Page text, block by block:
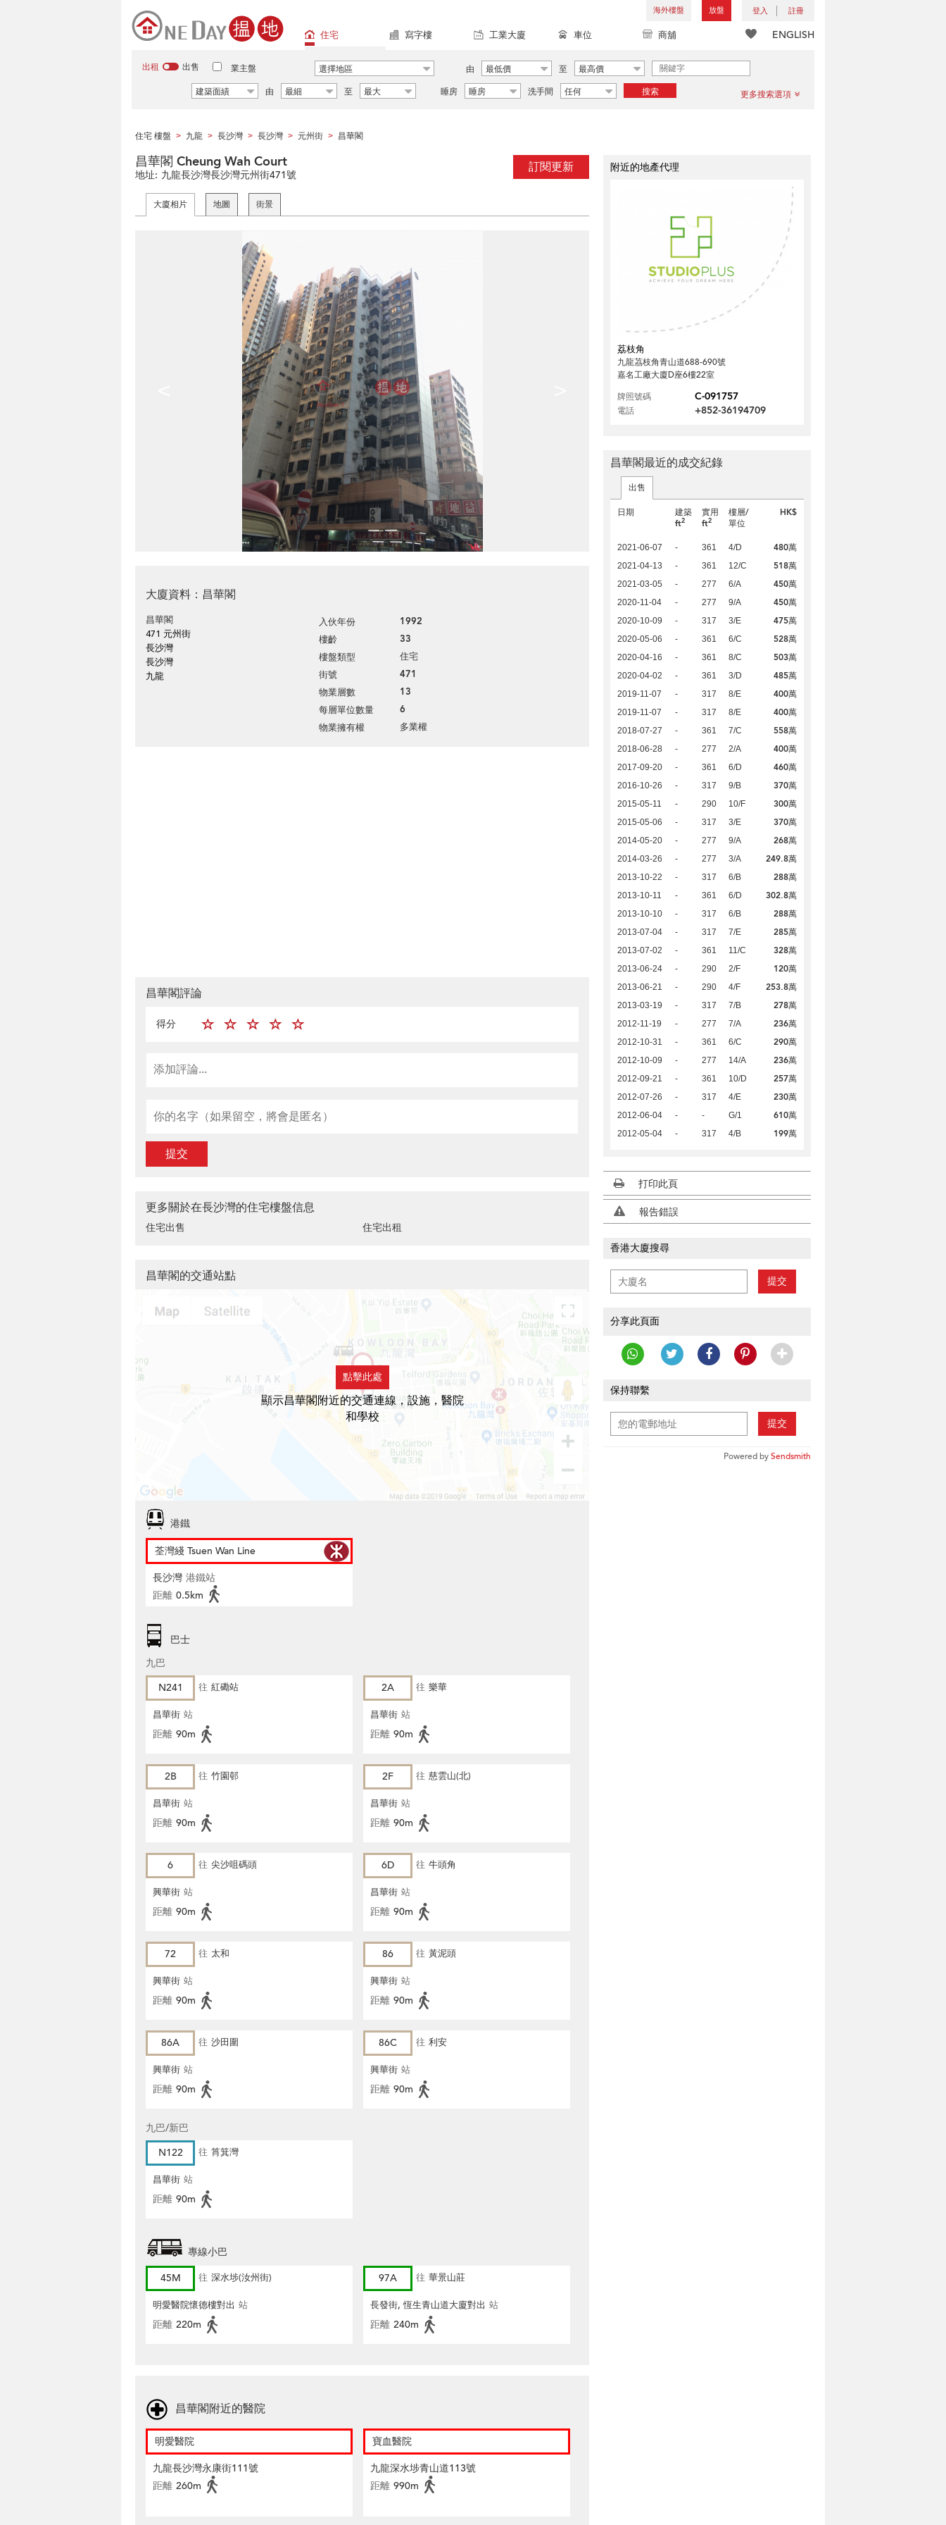
海外樓盤 放盤 登入 註冊
ENGLISH
住宅 寫字樓 工業大廈 車位 商舖
出租 出售 業主盤 選擇地區 由 最低價 至
最高價
建築面績
由 最細 至 最大 睡房 睡房 洗手間 任何 搜索 更多搜索選項
住宅 樓盤 > 九龍 > 長沙灣 > 長沙灣 > 元州街 > 昌華閣
訂閱更新
昌華閣 Cheung Wah Court
地址: 九龍長沙灣長沙灣元州街471號
大廈相片 地圖 街景
大廈資料：昌華閣
昌華閣
471 元州街
長沙灣
長沙灣
九龍
入伙年份 1992
樓齡 33
樓盤類型 住宅
街號 471
物業層數 13
每層單位數量 6
物業擁有權 多業權
昌華閣評論
得分
提交
更多關於在長沙灣的住宅樓盤信息
住宅出售 住宅出租
昌華閣的交通站點
點擊此處
顯示昌華閣附近的交通連線，設施，醫院
和學校
港鐵
荃灣綫 Tsuen Wan Line
長沙灣 港鐵站
距離 0.5km
巴士
九巴
N241
往 紅磡站
昌華街 站
距離 90m
2A 往 樂華
昌華街 站
距離 90m
2B 往 竹園邨
昌華街 站
距離 90m
2F 往 慈雲山(北)
昌華街 站
距離 90m
6 往 尖沙咀碼頭
興華街 站
距離 90m
6D 往 牛頭角
昌華街 站
距離 90m
72 往 太和
興華街 站
距離 90m
86 往 黃泥頭
興華街 站
距離 90m
86A 往 沙田圍
興華街 站
距離 90m
86C 往 利安
興華街 站
距離 90m
九巴/新巴
N122
往 筲箕灣
昌華街 站
距離 90m
專線小巴
45M
往 深水埗(汝州街)
明愛醫院懷德樓對出 站
距離 220m
97A 往 華景山莊
長發街, 恆生青山道大廈對出 站
距離 240m
昌華閣附近的醫院
明愛醫院
九龍長沙灣永康街111號
距離 260m
寶血醫院
九龍深水埗青山道113號
距離 990m
附近的地產代理
荔枝角
九龍茘枝角青山道688-690號
嘉名工廠大廈D座6樓22室
牌照號碼
C-091757
電話 +852-36194709
昌華閣最近的成交紀錄
出售
日期
建築
ft2
實用
ft2
樓層/
單位
HK$
2021-06-07 - 361 4/D 480萬
2021-04-13 - 361 12/C 518萬
2021-03-05 - 277 6/A 450萬
2020-11-04 - 277 9/A 450萬
2020-10-09 - 317 3/E 475萬
2020-05-06 - 361 6/C 528萬
2020-04-16 - 361 8/C 503萬
2020-04-02 - 361 3/D 485萬
2019-11-07 - 317 8/E 400萬
2019-11-07 - 317 8/E 400萬
2018-07-27 - 361 7/C 558萬
2018-06-28 - 277 2/A 400萬
2017-09-20 - 361 6/D 460萬
2016-10-26 - 317 9/B 370萬
2015-05-11 - 290 10/F 300萬
2015-05-06 - 317 3/E 370萬
2014-05-20 - 277 9/A 268萬
2014-03-26 - 277 3/A 249.8萬
2013-10-22 - 317 6/B 288萬
2013-10-11 - 361 6/D 302.8萬
2013-10-10 - 317 6/B 288萬
2013-07-04 - 317 7/E 285萬
2013-07-02 - 361 11/C 328萬
2013-06-24 - 290 2/F 120萬
2013-06-21 - 290 4/F 253.8萬
2013-03-19 - 317 7/B 278萬
2012-11-19 - 277 7/A 236萬
2012-10-31 - 361 6/C 290萬
2012-10-09 - 277 14/A 236萬
2012-09-21 - 361 10/D 257萬
2012-07-26 - 317 4/E 230萬
2012-06-04 - - G/1 610萬
2012-05-04 - 317 4/B 199萬
打印此頁
報告錯誤
香港大廈搜尋
提交
分享此頁面
保持聯繫
提交
Powered bySendsmith